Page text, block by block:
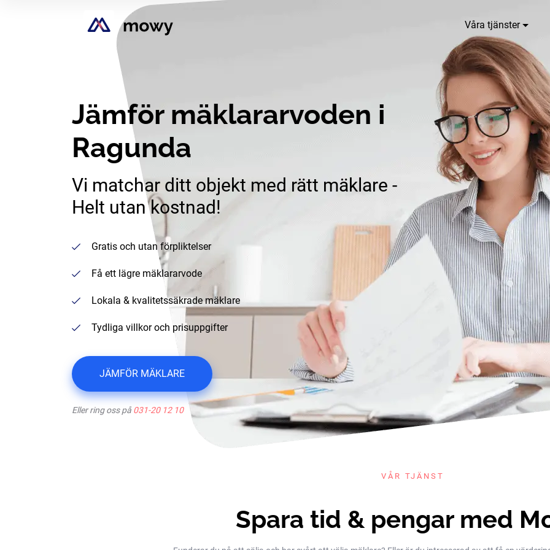
Våra tjänster
Jämför mäklararvoden i
Ragunda
Vi matchar ditt objekt med rätt mäklare -
Helt utan kostnad!
Gratis och utan förpliktelser
Få ett lägre mäklararvode
Lokala & kvalitetssäkrade mäklare
Tydliga villkor och prisuppgifter
JÄMFÖR MÄKLARE
Eller ring oss på 031-20 12 10
VÅR TJÄNST
Spara tid & pengar med